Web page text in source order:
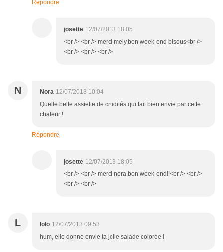
Répondre
josette 12/07/2013 18:05
<br /> <br /> merci mely,bon week-end bisous<br />
<br /> <br /> <br />
N Nora 12/07/2013 10:04
Quelle belle assiette de crudités qui fait bien envie par cette
chaleur !
Répondre
josette 12/07/2013 18:05
<br /> <br /> merci nora,bon week-end!!<br /> <br />
<br /> <br />
L lolo 12/07/2013 09:53
hum, elle donne envie ta jolie salade colorée !